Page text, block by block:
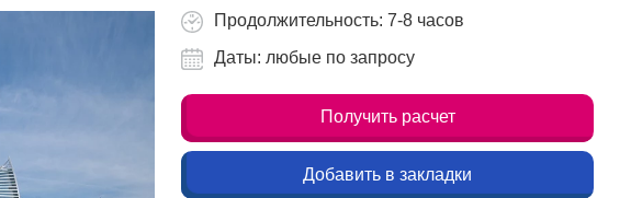
Продолжительность: 7-8 часов
Даты: любые по запросу
Получить расчет
Добавить в закладки